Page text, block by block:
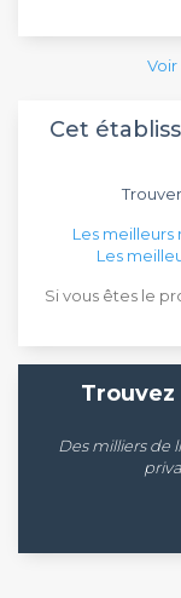
Cet
Les
Les
Si vous êtes le
Des milliers de